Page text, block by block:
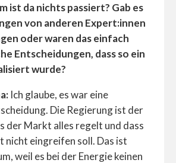
ist da nichts passiert? Gab es
von anderen Expert:innen
oder waren das einfach
Entscheidungen, dass so ein
wurde?
Ich glaube, es war eine
Die Regierung ist der
der Markt alles regelt und dass
nicht eingreifen soll. Das ist
weil es bei der Energie keinen